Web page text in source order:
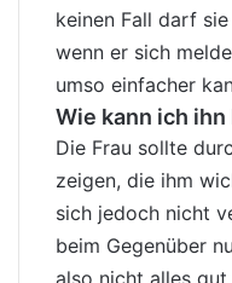
keinen Fall darf
wenn er sich
umso einfacher
Wie kann ich
Die Frau sollte
zeigen, die ihm
sich jedoch nicht
beim Gegenüber
also nicht alles